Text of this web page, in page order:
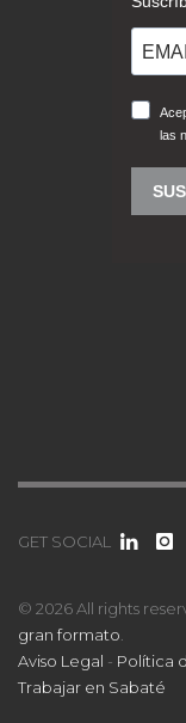
GET SOCIAL
© 2026 All rights
gran formato
Aviso Legal - Política
Trabajar en Sabaté